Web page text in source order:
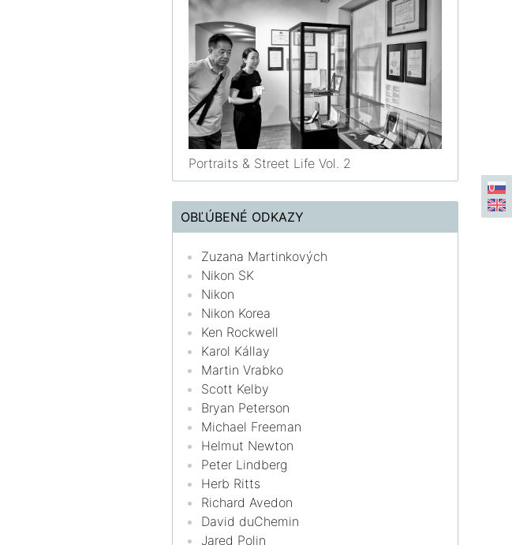
Portraits & Street Life Vol. 2
OBĽÚBENÉ ODKAZY
Zuzana Martinkových
Nikon SK
Nikon
Nikon Korea
Ken Rockwell
Karol Kállay
Martin Vrabko
Scott Kelby
Bryan Peterson
Michael Freeman
Helmut Newton
Peter Lindberg
Herb Ritts
Richard Avedon
David duChemin
Jared Polin